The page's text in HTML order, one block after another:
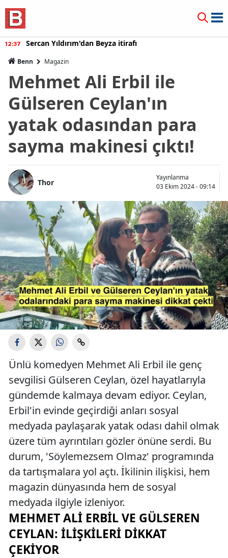
12:37 Sercan Yıldırım'dan Beyza itirafı
Benn Magazin
Mehmet Ali Erbil ile
Gülseren Ceylan'ın
yatak odasından para
sayma makinesi çıktı!
Thor
Yayınlanma
03 Ekim 2024 - 09:14
Ünlü komedyen Mehmet Ali Erbil ile genç
sevgilisi Gülseren Ceylan, özel hayatlarıyla
gündemde kalmaya devam ediyor. Ceylan,
Erbil'in evinde geçirdiği anları sosyal
medyada paylaşarak yatak odası dahil olmak
üzere tüm ayrıntıları gözler önüne serdi. Bu
durum, 'Söylemezsem Olmaz' programında
da tartışmalara yol açtı. İkilinin ilişkisi, hem
magazin dünyasında hem de sosyal
medyada ilgiyle izleniyor.
MEHMET ALI ERBIL VE GÜLSEREN
CEYLAN: İLIŞKILERI DIKKAT
ÇEKIYOR